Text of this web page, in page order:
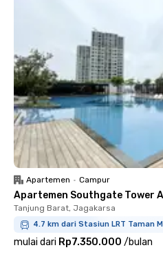
Apartemen • Campur
Apartemen Southgate Tower
Tanjung Barat, Jagakarsa
4.7 km dari Stasiun LRT Taman
mulai dari Rp7.350.000 /bulan